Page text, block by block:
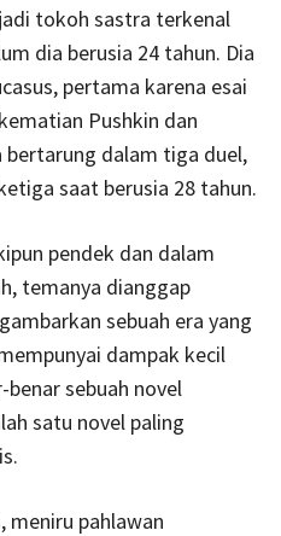
tokoh sastra terkenal
dia berusia 24 tahun. Dia
pertama karena esai
Pushkin dan
bertarung dalam tiga duel,
saat berusia 28 tahun.
pendek dan dalam
temanya dianggap
sebuah era yang
dampak kecil
sebuah novel
satu novel paling
meniru pahlawan